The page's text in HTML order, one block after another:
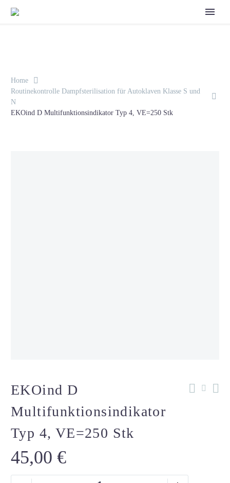
Home
Routinekontrolle Dampfsterilisation für Autoklaven Klasse S und
N
EKOind D Multifunktionsindikator Typ 4, VE=250 Stk
EKOind D
Multifunktionsindikator
Typ 4, VE=250 Stk
45,00 €